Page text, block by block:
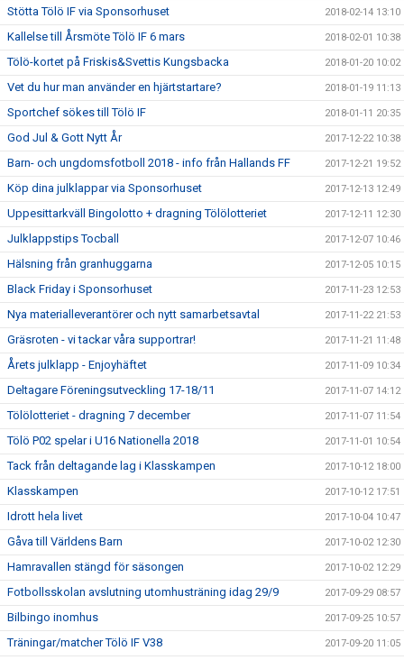
Stötta Tölö IF via Sponsorhuset 2018-02-14 13:10
Kallelse till Årsmöte Tölö IF 6 mars 2018-02-01 10:38
Tölö-kortet på Friskis&Svettis Kungsbacka 2018-01-20 10:02
Vet du hur man använder en hjärtstartare? 2018-01-19 11:13
Sportchef sökes till Tölö IF 2018-01-11 20:35
God Jul & Gott Nytt År 2017-12-22 10:38
Barn- och ungdomsfotboll 2018 - info från Hallands FF 2017-12-21 19:52
Köp dina julklappar via Sponsorhuset 2017-12-13 12:49
Uppesittarkväll Bingolotto + dragning Tölölotteriet 2017-12-11 12:30
Julklappstips Tocball 2017-12-07 10:46
Hälsning från granhuggarna 2017-12-05 10:15
Black Friday i Sponsorhuset 2017-11-23 12:53
Nya materialleverantörer och nytt samarbetsavtal 2017-11-22 21:53
Gräsroten - vi tackar våra supportrar! 2017-11-21 11:48
Årets julklapp - Enjoyhäftet 2017-11-09 10:34
Deltagare Föreningsutveckling 17-18/11 2017-11-07 14:12
Tölölotteriet - dragning 7 december 2017-11-07 11:54
Tölö P02 spelar i U16 Nationella 2018 2017-11-01 10:54
Tack från deltagande lag i Klasskampen 2017-10-12 18:00
Klasskampen 2017-10-12 17:51
Idrott hela livet 2017-10-04 10:47
Gåva till Världens Barn 2017-10-02 12:30
Hamravallen stängd för säsongen 2017-10-02 12:29
Fotbollsskolan avslutning utomhusträning idag 29/9 2017-09-29 08:57
Bilbingo inomhus 2017-09-25 10:57
Träningar/matcher Tölö IF V38 2017-09-20 11:05